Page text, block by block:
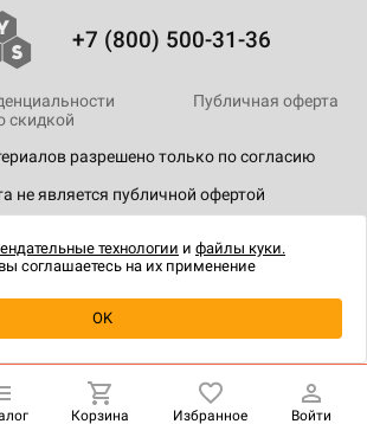
Уведомить о наличии
+7 (800) 500-31-36
разрешено только по согласию
не является публичной офертой
Публичная оферта
скидкой
Корзина Избранное Войти
технологии и файлы куки.
соглашаетесь на их применение
OK